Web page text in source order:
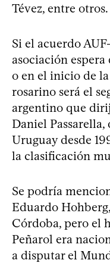
Tévez, entre otros.
Si el acuerdo
asociación
o en el inicio de
rosarino será el
argentino que
Daniel
Uruguay desde
la clasificación
Se podría
Eduardo
Córdoba, pero el
Peñarol era
a disputar el